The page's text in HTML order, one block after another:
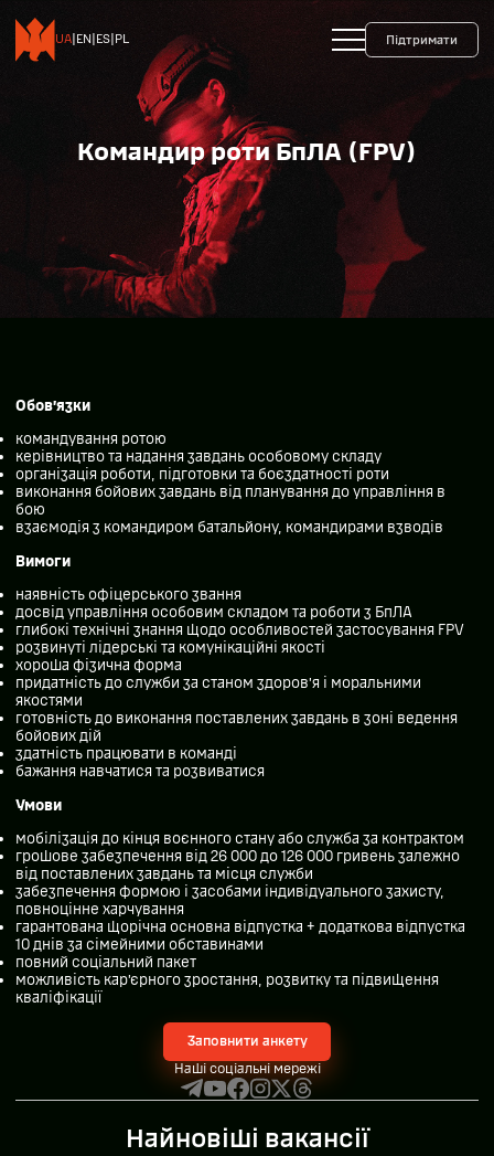
UA EN ES PL Підтримати
Командир роти БпЛА (FPV)
Обов’язки
командування ротою
керівництво та надання завдань особовому складу
організація роботи, підготовки та боєздатності роти
виконання бойових завдань від планування до управління в
бою
взаємодія з командиром батальйону, командирами взводів
Вимоги
наявність офіцерського звання
досвід управління особовим складом та роботи з БпЛА
глибокі технічні знання щодо особливостей застосування FPV
розвинуті лідерські та комунікаційні якості
хороша фізична форма
придатність до служби за станом здоров’я і моральними
якостями
готовність до виконання поставлених завдань в зоні ведення
бойових дій
здатність працювати в команді
бажання навчатися та розвиватися
Умови
мобілізація до кінця воєнного стану або служба за контрактом
грошове забезпечення від 26 000 до 126 000 гривень залежно
від поставлених завдань та місця служби
забезпечення формою і засобами індивідуального захисту,
повноцінне харчування
гарантована щорічна основна відпустка + додаткова відпустка
10 днів за сімейними обставинами
повний соціальний пакет
можливість кар’єрного зростання, розвитку та підвищення
кваліфікації
Заповнити анкету
Наші соціальні мережі
Найновіші вакансії